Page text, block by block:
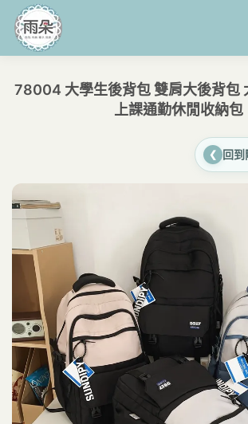
78004 大學生後背包 雙肩大後背包
上課通勤休閒收納包
❮ 回到